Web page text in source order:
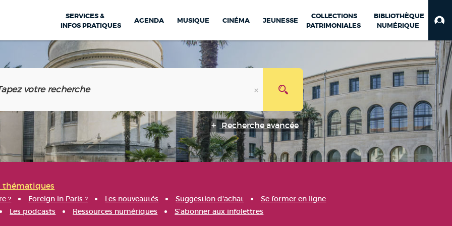
SERVICES &
INFOS PRATIQUES
AGENDA MUSIQUE CINÉMA JEUNESSE
COLLECTIONS
PATRIMONIALES
BIBLIOTHÈQUE
NUMÉRIQUE
Recherche avancée
thématiques
? Foreign in Paris ? Les nouveautés Suggestion d'achat
Se former en ligne
Les podcasts Ressources numériques S'abonner aux infolettres